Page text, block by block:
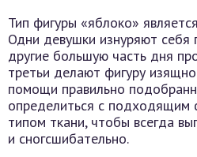
Тип фигуры «яблоко»
Одни девушки изнуряют
другие большую часть дня
третьи делают фигуру
помощи правильно
определиться с подходящим
типом ткани, чтобы всегда
и сногсшибательно.